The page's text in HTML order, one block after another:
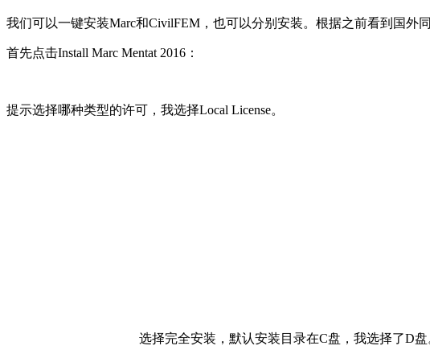
我们可以一键安装Marc和CivilFEM，也可以分别安装。根据之前看到国外
首先点击Install Marc Mentat 2016：
提示选择哪种类型的许可，我选择Local License。
选择完全安装，默认安装目录在C盘，我选择了D